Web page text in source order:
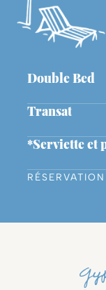
Double Bed
Transat
*Serviette et